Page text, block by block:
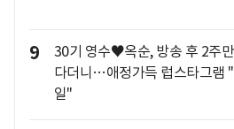
9
30기 영수♥옥순, 방송 후 2주
다더니…애정가득 럽스타그램
일"